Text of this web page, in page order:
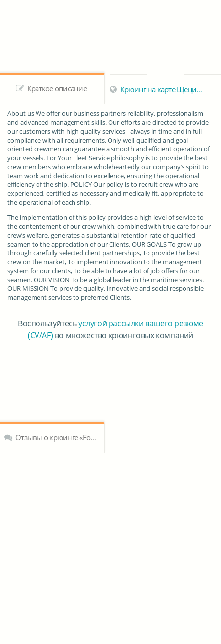
Краткое описание Крюинг на карте Щецинa
About us We offer our business partners reliability, professionalism
and advanced management skills. Our efforts are directed to provide
our customers with high quality services - always in time and in full
compliance with all requirements. Only well-qualified and goal-
oriented crewmen can guarantee a smooth and efficient operation of
your vessels. For Your Fleet Service philosophy is to provide the best
crew members who embrace wholeheartedly our company’s spirit to
team work and dedication to excellence, ensuring the operational
efficiency of the ship. POLICY Our policy is to recruit crew who are
experienced, certified as necessary and medically fit, appropriate to
the operational of each ship.
The implementation of this policy provides a high level of service to
the contentement of our crew which, combined with true care for our
crew’s welfare, generates a substantial retention rate of qualified
seamen to the appreciation of our Clients. OUR GOALS To grow up
through carefully selected client partnerships, To provide the best
crew on the market, To implement innovation to the management
system for our clients, To be able to have a lot of job offers for our
seamen. OUR VISION To be a global leader in the maritime services.
OUR MISSION To provide quality, innovative and social responsible
management services to preferred Clients.
Воспользуйтесьуслугой рассылки вашего резюме
(CV/AF) во множество крюинговых компаний
Отзывы о крюинге «For Your Fleet Service»